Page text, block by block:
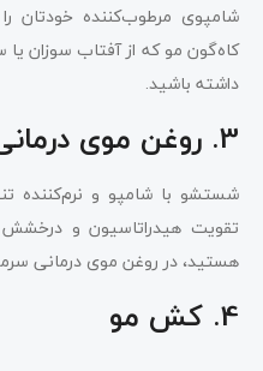
شامپوی مرطوب‌کننده خودتان
کاه‌گون مو که از آفتاب سوزان یا
داشته باشید.
3. روغن موی درمانی
شستشو با شامپو و نرم‌کننده
تقویت هیدراتاسیون و
هستید، در روغن موی درمانی
4. کش مو